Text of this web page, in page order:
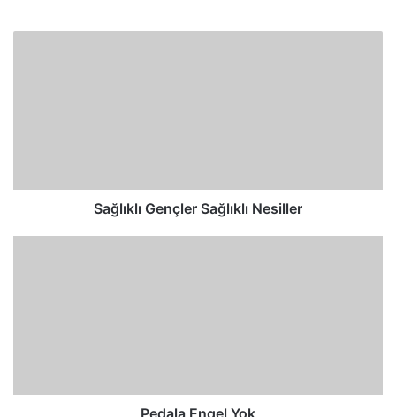
Sağlıklı Gençler Sağlıklı Nesiller